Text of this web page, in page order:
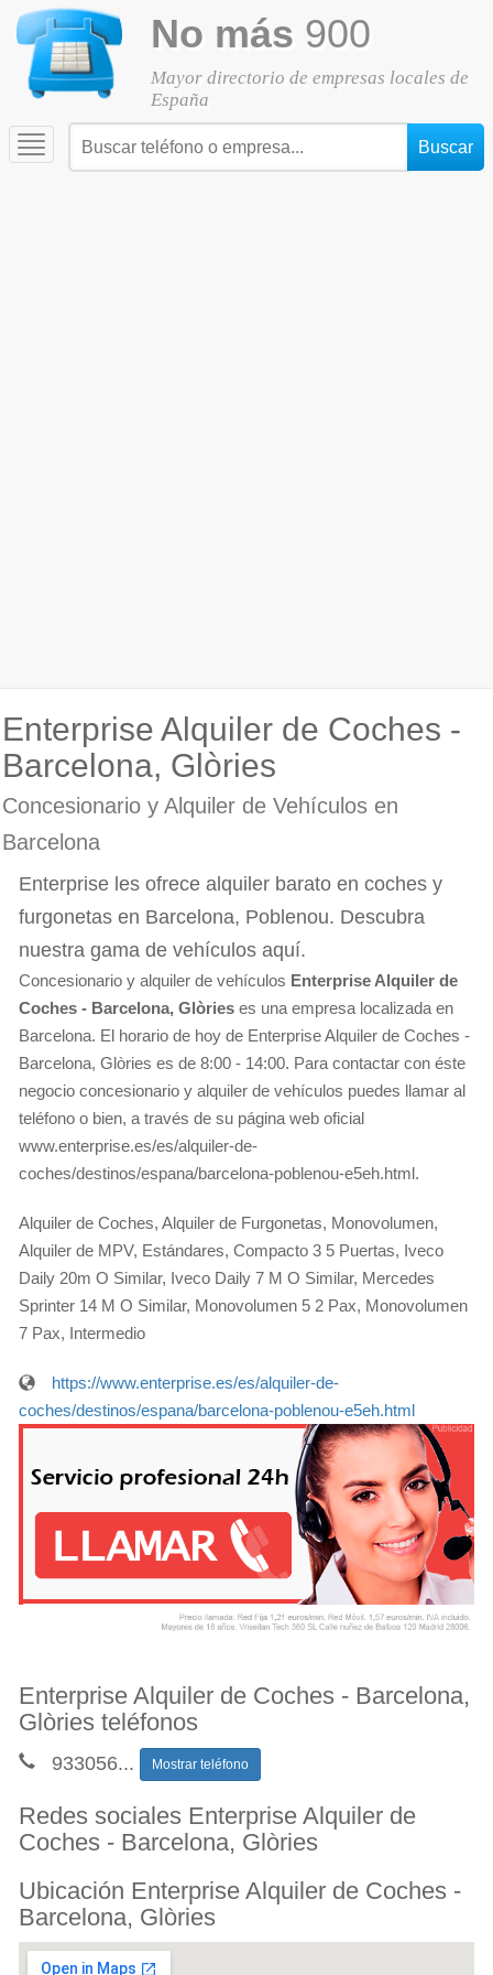
No más 900
Mayor directorio de empresas locales de
España
Toggle
navigation
Enterprise Alquiler de Coches -
Barcelona, Glòries
Concesionario y Alquiler de Vehículos en
Barcelona
Enterprise les ofrece alquiler barato en coches y
furgonetas en Barcelona, Poblenou. Descubra
nuestra gama de vehículos aquí.
Concesionario y alquiler de vehículos Enterprise Alquiler de
Coches - Barcelona, Glòries es una empresa localizada en
Barcelona. El horario de hoy de Enterprise Alquiler de Coches -
Barcelona, Glòries es de 8:00 - 14:00. Para contactar con éste
negocio concesionario y alquiler de vehículos puedes llamar al
teléfono o bien, a través de su página web oficial
www.enterprise.es/es/alquiler-de-
coches/destinos/espana/barcelona-poblenou-e5eh.html.
Alquiler de Coches, Alquiler de Furgonetas, Monovolumen,
Alquiler de MPV, Estándares, Compacto 3 5 Puertas, Iveco
Daily 20m O Similar, Iveco Daily 7 M O Similar, Mercedes
Sprinter 14 M O Similar, Monovolumen 5 2 Pax, Monovolumen
7 Pax, Intermedio
https://www.enterprise.es/es/alquiler-de-
coches/destinos/espana/barcelona-poblenou-e5eh.html
Enterprise Alquiler de Coches - Barcelona,
Glòries teléfonos
933056... Mostrar teléfono
Redes sociales Enterprise Alquiler de
Coches - Barcelona, Glòries
Ubicación Enterprise Alquiler de Coches -
Barcelona, Glòries